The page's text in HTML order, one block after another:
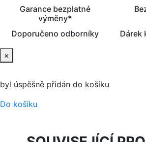
Garance bezplatné
výměny*
Doporučeno odborníky
Dárek
×
byl úspěšně přidán do košíku
Do košíku